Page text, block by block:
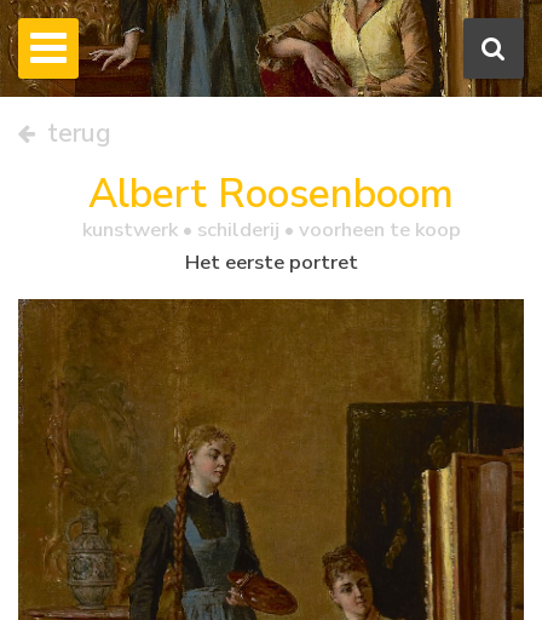
terug
Albert Roosenboom
kunstwerk • schilderij • voorheen te koop
Het eerste portret